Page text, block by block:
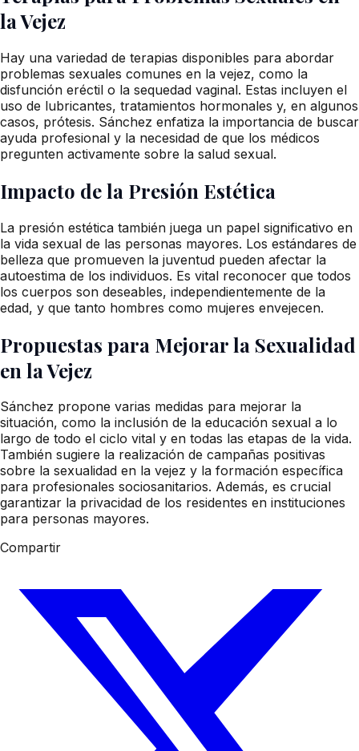
la Vejez
Hay una variedad de terapias disponibles para abordar
problemas sexuales comunes en la vejez, como la
disfunción eréctil o la sequedad vaginal. Estas incluyen el
uso de lubricantes, tratamientos hormonales y, en algunos
casos, prótesis. Sánchez enfatiza la importancia de buscar
ayuda profesional y la necesidad de que los médicos
pregunten activamente sobre la salud sexual.
Impacto de la Presión Estética
La presión estética también juega un papel significativo en
la vida sexual de las personas mayores. Los estándares de
belleza que promueven la juventud pueden afectar la
autoestima de los individuos. Es vital reconocer que todos
los cuerpos son deseables, independientemente de la
edad, y que tanto hombres como mujeres envejecen.
Propuestas para Mejorar la Sexualidad
en la Vejez
Sánchez propone varias medidas para mejorar la
situación, como la inclusión de la educación sexual a lo
largo de todo el ciclo vital y en todas las etapas de la vida.
También sugiere la realización de campañas positivas
sobre la sexualidad en la vejez y la formación específica
para profesionales sociosanitarios. Además, es crucial
garantizar la privacidad de los residentes en instituciones
para personas mayores.
Compartir